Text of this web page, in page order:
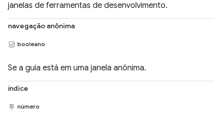
janelas de ferramentas de desenvolvimento.
navegação anônima
booleano
Se a guia está em uma janela anônima.
índice
número